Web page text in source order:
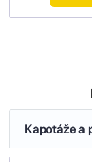
Kapotáže a